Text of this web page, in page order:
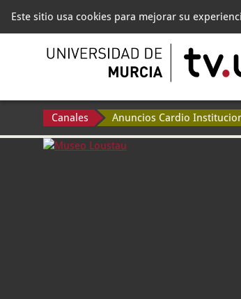
Este sitio usa cookies para mejorar su
Canales Anuncios Cardio